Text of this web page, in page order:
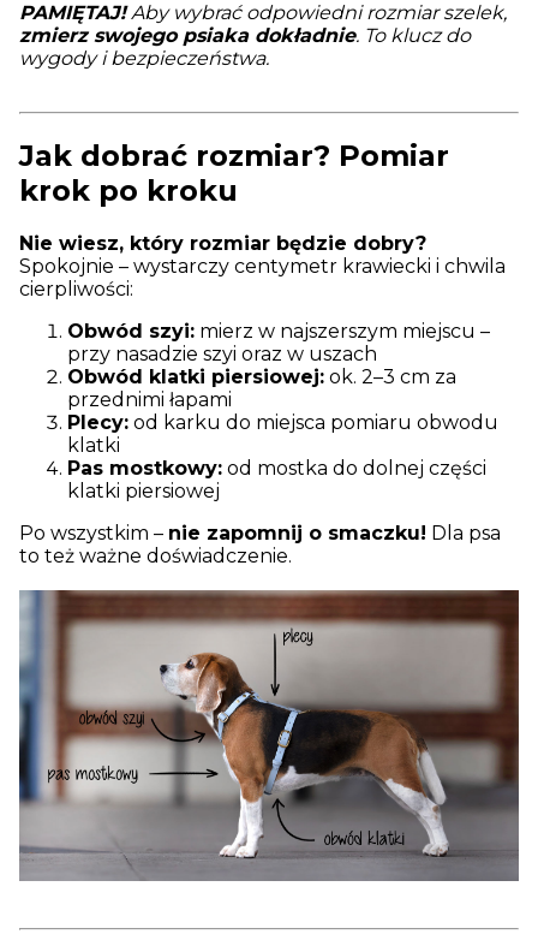
PAMIĘTAJ!Aby wybrać odpowiedni rozmiar szelek,
zmierz swojego psiaka dokładnie. To klucz do
wygody i bezpieczeństwa.
Jak dobrać rozmiar? Pomiar
krok po kroku
Nie wiesz, który rozmiar będzie dobry?
Spokojnie – wystarczy centymetr krawiecki i chwila
cierpliwości:
Obwód szyi: mierz w najszerszym miejscu –
przy nasadzie szyi oraz w uszach
Obwód klatki piersiowej: ok. 2–3 cm za
przednimi łapami
Plecy: od karku do miejsca pomiaru obwodu
klatki
Pas mostkowy: od mostka do dolnej części
klatki piersiowej
Po wszystkim – nie zapomnij o smaczku! Dla psa
to też ważne doświadczenie.